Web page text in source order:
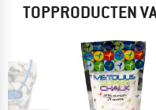
TOPPRODUCTEN